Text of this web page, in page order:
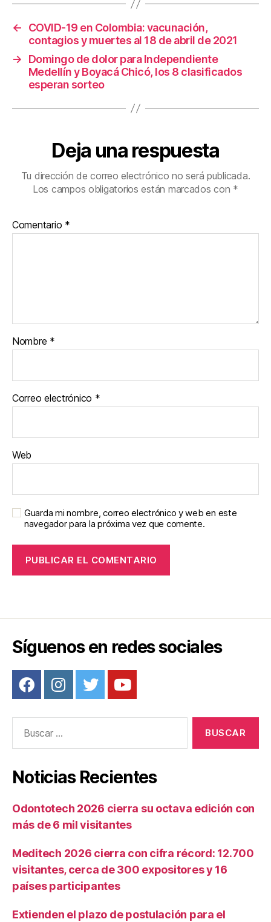
o
k
tir
←
COVID-19 en Colombia: vacunación,
contagios y muertes al 18 de abril de 2021
→
Domingo de dolor para Independiente
Medellín y Boyacá Chicó, los 8 clasificados
esperan sorteo
Deja una respuesta
Tu dirección de correo electrónico no será publicada.
Los campos obligatorios están marcados con *
Comentario *
Nombre *
Correo electrónico *
Web
Guarda mi nombre, correo electrónico y web en este
navegador para la próxima vez que comente.
Síguenos en redes sociales
Noticias Recientes
Odontotech 2026 cierra su octava edición con
más de 6 mil visitantes
Meditech 2026 cierra con cifra récord: 12.700
visitantes, cerca de 300 expositores y 16
países participantes
Extienden el plazo de postulación para el